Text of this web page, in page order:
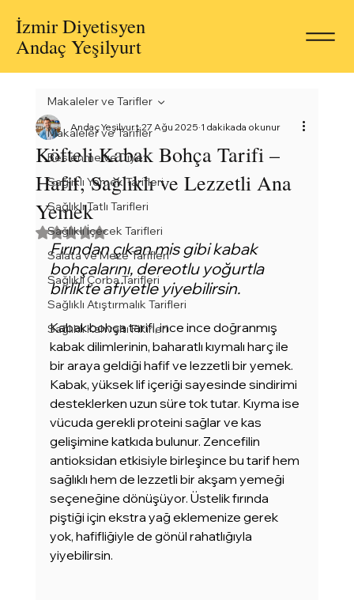
İzmir Diyetisyen
Andaç Yeşilyurt
Makaleler ve Tarifler
Beslenme ve Diyet
Sağlıklı Yemek Tarifleri
Sağlıklı Tatlı Tarifleri
Sağlıklı İçecek Tarifleri
Salata ve Meze Tarifleri
Sağlıklı Çorba Tarifleri
Sağlıklı Atıştırmalık Tarifleri
Sağlıklı Kahvaltı Fikirleri
Makaleler ve Tarifler
Köfteli Kabak Bohça Tarifi –
Hafif, Sağlıklı ve Lezzetli Ana
Yemek
Andaç Yeşilyurt 27 Ağu 2025 1 dakikada okunur
5 üzerinden NaN yıldız
Fırından çıkan mis gibi kabak
bohçalarını, dereotlu yoğurtla
birlikte afiyetle yiyebilirsin.
Kabak bohça tarifi, ince ince doğranmış
kabak dilimlerinin, baharatlı kıymalı harç ile
bir araya geldiği hafif ve lezzetli bir yemek.
Kabak, yüksek lif içeriği sayesinde sindirimi
desteklerken uzun süre tok tutar. Kıyma ise
vücuda gerekli proteini sağlar ve kas
gelişimine katkıda bulunur. Zencefilin
antioksidan etkisiyle birleşince bu tarif hem
sağlıklı hem de lezzetli bir akşam yemeği
seçeneğine dönüşüyor. Üstelik fırında
piştiği için ekstra yağ eklemenize gerek
yok, hafifliğiyle de gönül rahatlığıyla
yiyebilirsin.